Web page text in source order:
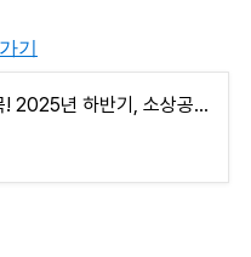
기
자영업자라면 주목! 2025년 하반기, 소상공인 지원금 50만원 신청하세요 (소상공인24)